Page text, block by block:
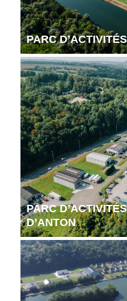
PARC
PARC D’ACTIVITÉS
D’ANTON